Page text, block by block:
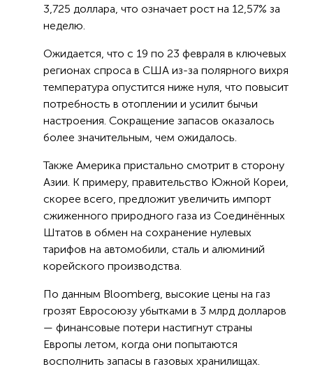
3,725 доллара, что означает рост на 12,57% за
неделю.
Ожидается, что с 19 по 23 февраля в ключевых
регионах спроса в США из-за полярного вихря
температура опустится ниже нуля, что повысит
потребность в отоплении и усилит бычьи
настроения. Сокращение запасов оказалось
более значительным, чем ожидалось.
Также Америка пристально смотрит в сторону
Азии. К примеру, правительство Южной Кореи,
скорее всего, предложит увеличить импорт
сжиженного природного газа из Соединённых
Штатов в обмен на сохранение нулевых
тарифов на автомобили, сталь и алюминий
корейского производства.
По данным Bloomberg, высокие цены на газ
грозят Евросоюзу убытками в 3 млрд долларов
— финансовые потери настигнут страны
Европы летом, когда они попытаются
восполнить запасы в газовых хранилищах.